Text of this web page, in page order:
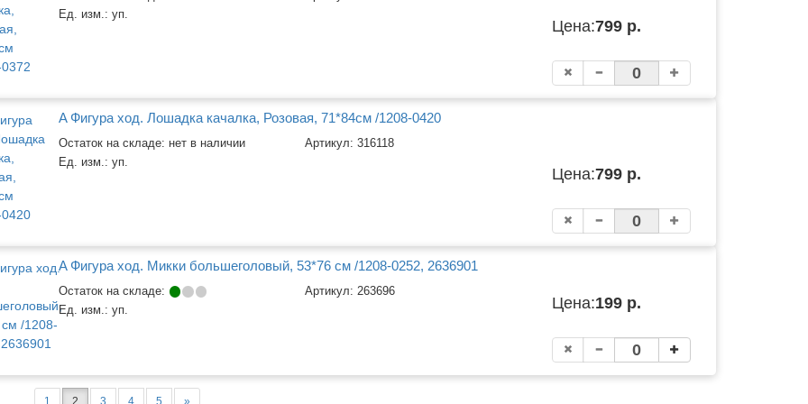
Ед. изм.: уп.
Цена:799 р.
A Фигура ход. Лошадка качалка, Розовая, 71*84см /1208-0420
Остаток на складе: нет в наличии Артикул:316118
Ед. изм.: уп.
Цена:799 р.
A Фигура ход. Микки большеголовый, 53*76 см /1208-0252, 2636901
Остаток на складе: Артикул:263696
Ед. изм.: уп. Цена:199 р.